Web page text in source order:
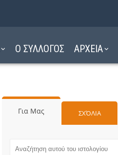
Ο ΣΥΛΛΟΓΟΣ ΑΡΧΕΙΑ
Για Μας ΣΧΌΛΙΑ